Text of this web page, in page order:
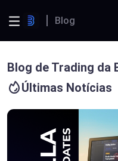
Blog
Blog de Trading da
Últimas Notícias